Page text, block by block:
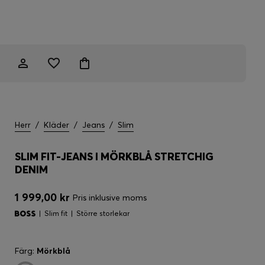
Herr / Kläder / Jeans / Slim
SLIM FIT-JEANS I MÖRKBLÅ STRETCHIG
DENIM
1 999,00 kr Pris inklusive moms
Slim fit Större storlekar
Färg: Mörkblå